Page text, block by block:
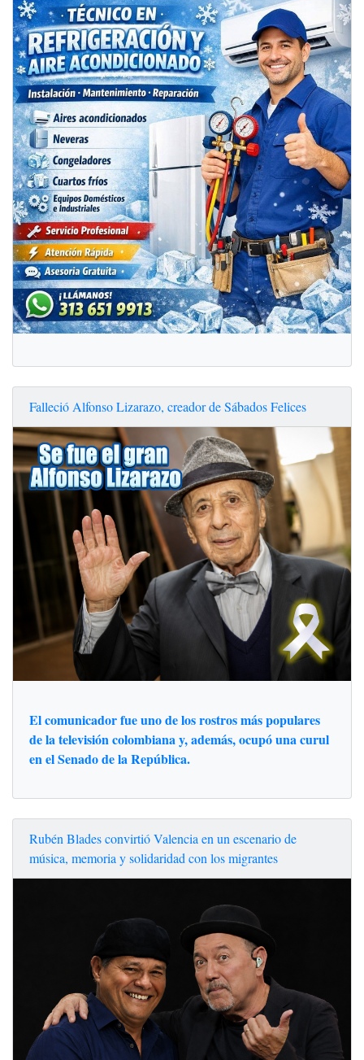
Falleció Alfonso Lizarazo, creador de Sábados Felices
El comunicador fue uno de los rostros más populares
de la televisión colombiana y, además, ocupó una curul
en el Senado de la República.
Rubén Blades convirtió Valencia en un escenario de
música, memoria y solidaridad con los migrantes